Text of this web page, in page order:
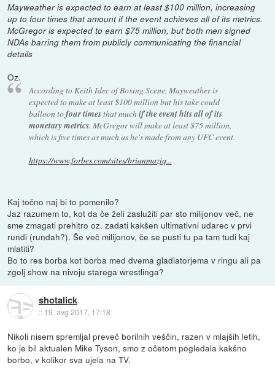
Mayweather is expected to earn at least $100 million, increasing
up to four times that amount if the event achieves all of its metrics.
McGregor is expected to earn $75 million, but both men signed
NDAs barring them from publicly communicating the financial
details
Oz.
According to Keith Idec of Boxing Scene, Mayweather is
expected to make at least $100 million but his take could
balloon tofour timesthat muchif the event hits all of its
monetary metrics. McGregor will make at least $75 million,
which is five times as much as he's made from any UFC event.
https://www.forbes.com/sites/brianmaziq...
Kaj točno naj bi to pomenilo?
Jaz razumem to, kot da če želi zaslužiti par sto milijonov več, ne
sme zmagati prehitro oz. zadati kakšen ultimativni udarec v prvi
rundi (rundah?). Še več milijonov, če se pusti tu pa tam tudi kaj
mlatiti?
Bo to res borba kot borba med dvema gladiatorjema v ringu ali pa
zgolj show na nivoju starega wrestlinga?
shotalick
:: 19. avg 2017, 17:18
Nikoli nisem spremljal preveč borilnih veščin, razen v mlajših letih,
ko je bil aktualen Mike Tyson, smo z očetom pogledala kakšno
borbo, v kolikor sva ujela na TV.